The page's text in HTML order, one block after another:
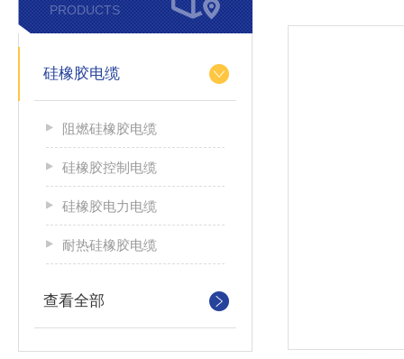
PRODUCTS
硅橡胶电缆
阻燃硅橡胶电缆
硅橡胶控制电缆
硅橡胶电力电缆
耐热硅橡胶电缆
查看全部